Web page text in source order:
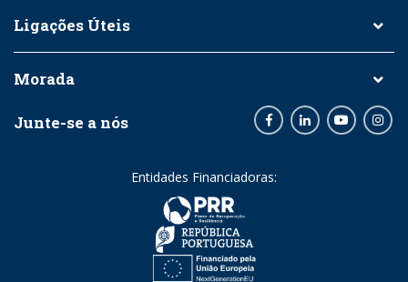
Ligações Úteis
Morada
Junte-se a nós FacebookLinkedInYoutube
Entidades Financiadoras: